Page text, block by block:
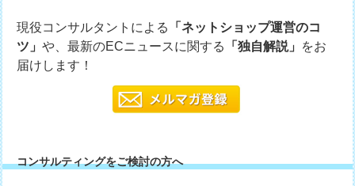
現役コンサルタントによる
「ネットショップ運営のコ
ツ」や、最新のECニュースに関する 「独自解説」 をお
届けします！
コンサルティングをご検討の方へ